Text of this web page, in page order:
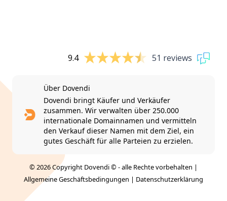
9.4 51 reviews
Über Dovendi
Dovendi bringt Käufer und Verkäufer
zusammen. Wir verwalten über 250.000
internationale Domainnamen und vermitteln
den Verkauf dieser Namen mit dem Ziel, ein
gutes Geschäft für alle Parteien zu erzielen.
© 2026 Copyright Dovendi © - alle Rechte vorbehalten |
Allgemeine Geschäftsbedingungen | Datenschutzerklärung